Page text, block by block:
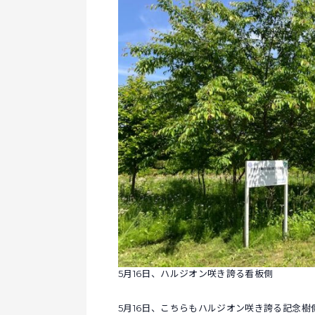
5月16日、ハルジオン咲き誇る看板側
5月16日、こちらもハルジオン咲き誇る記念樹